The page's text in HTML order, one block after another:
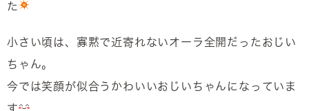
た
小さい頃は、寡黙で近寄れないオーラ全開だったおじい
ちゃん。
今では笑顔が似合うかわいいおじいちゃんになっていま
す